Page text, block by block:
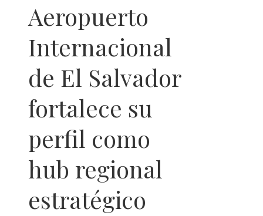
Aeropuerto
Internacional
de El Salvador
fortalece su
perfil como
hub regional
estratégico